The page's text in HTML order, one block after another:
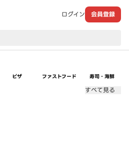
ログイン 会員登録
ピザ ファストフード 寿司・海鮮
すべて見る